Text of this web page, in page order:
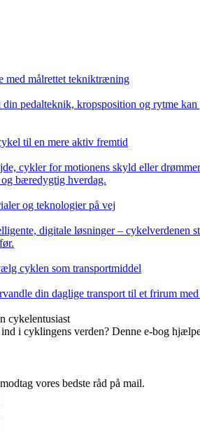
med målrettet tekniktræning
pedalteknik, kropsposition og rytme
til en mere aktiv fremtid
cykler for motionens skyld eller
bæredygtig hverdag.
og teknologier på vej
digitale løsninger – cykelverdenen
cyklen som transportmiddel
din daglige transport til et frirum
cykelentusiast
i cyklingens verden? Denne e-bog
vores bedste råd på mail.